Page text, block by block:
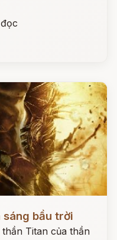
bầu trời
Titan của thần